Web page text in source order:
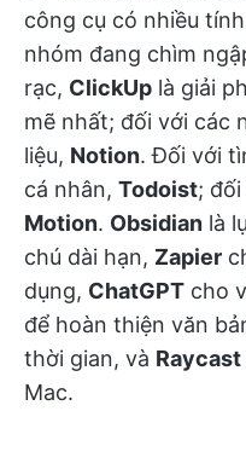
công cụ có nhiều
nhóm đang chìm
rạc, ClickUp là giải
mẽ nhất; đối với các
liệu, Notion. Đối với
cá nhân, Todoist;
Motion. Obsidian là
chú dài hạn, Zapier
dụng, ChatGPT cho
để hoàn thiện văn
thời gian, và Raycast
Mac.